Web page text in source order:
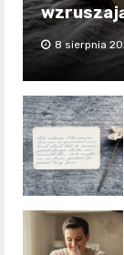
8 sierpnia